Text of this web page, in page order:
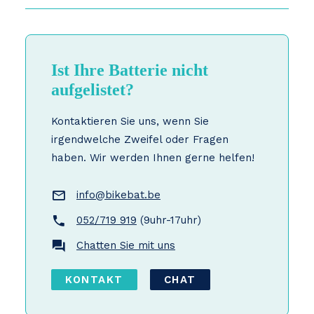
Ist Ihre Batterie nicht
aufgelistet?
Kontaktieren Sie uns, wenn Sie
irgendwelche Zweifel oder Fragen
haben. Wir werden Ihnen gerne helfen!
info@bikebat.be
052/719 919 (9uhr-17uhr)
Chatten Sie mit uns
KONTAKT CHAT